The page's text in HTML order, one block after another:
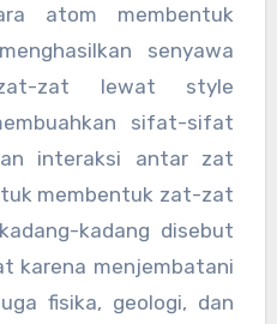
atom membentuk
senyawa
zat lewat style
sifat-sifat
interaksi antar zat
membentuk zat-zat
kadang disebut
karena menjembatani
fisika, geologi, dan